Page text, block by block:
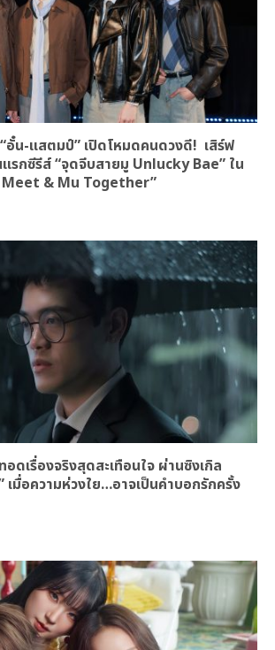
อั๋น-แสตมป์” เปิดโหมดคนดวงดี! เสิร์ฟ
รกซีรีส์ “จุดจีบสายมู Unlucky Bae” ใน
Meet & Mu Together”
ดเรื่องจริงสุดสะเทือนใจ ผ่านซิงเกิล
เมื่อความห่วงใย…อาจเป็นคำบอกรักครั้ง